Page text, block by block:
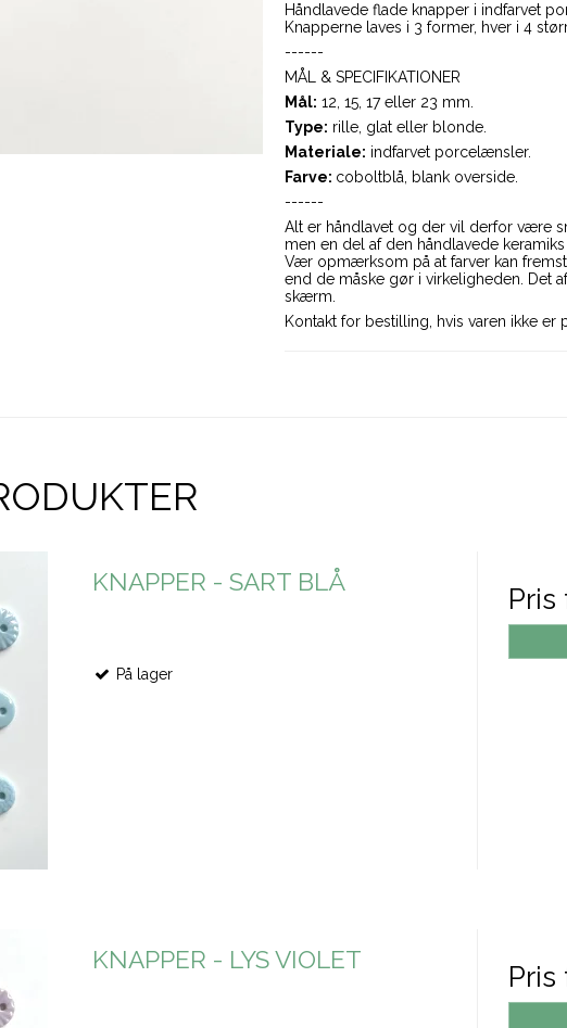
Håndlavede flade knapper i indfarvet
Knapperne laves i 3 former, hver i 4
------
MÅL & SPECIFIKATIONER
Mål: 12, 15, 17 eller 23 mm.
Type: rille, glat eller blonde.
Materiale: indfarvet porcelænsler.
Farve: coboltblå, blank overside.
------
Alt er håndlavet og der vil derfor være
men en del af den håndlavede
Vær opmærksom på at farver kan
end de måske gør i virkeligheden. Det
skærm.
Kontakt for bestilling, hvis varen ikke er
KNAPPER - SART BLÅ
På lager
Pris
KNAPPER - LYS VIOLET Pris